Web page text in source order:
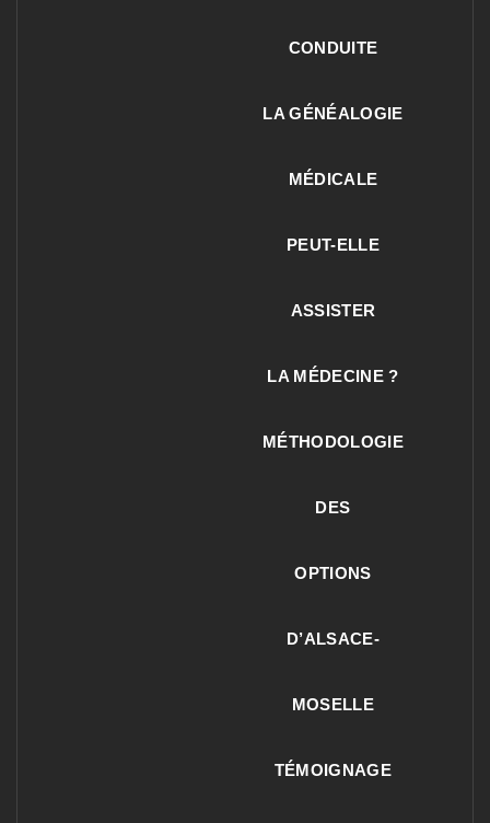
CONDUITE
LA GÉNÉALOGIE
MÉDICALE
PEUT-ELLE
ASSISTER
LA MÉDECINE ?
MÉTHODOLOGIE
DES
OPTIONS
D’ALSACE-
MOSELLE
TÉMOIGNAGE